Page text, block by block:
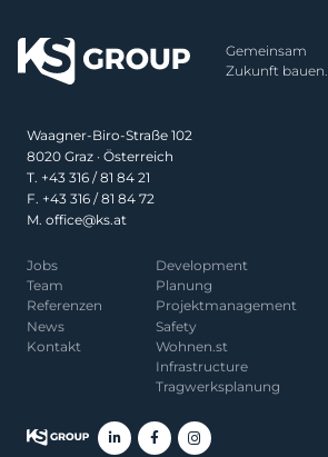
Gemeinsam
Zukunft bauen.
Impressum
Datenschutz
Privatsphäre-Einstellungen
Waagner-Biro-Straße 102
8020 Graz · Österreich
T. +43 316 / 81 84 21
F. +43 316 / 81 84 72
M. office@ks.at
Jobs
Team
Referenzen
News
Kontakt
Development
Planung
Projekt­management
Safety
Wohnen.st
Infrastructure
Tragwerksplanung